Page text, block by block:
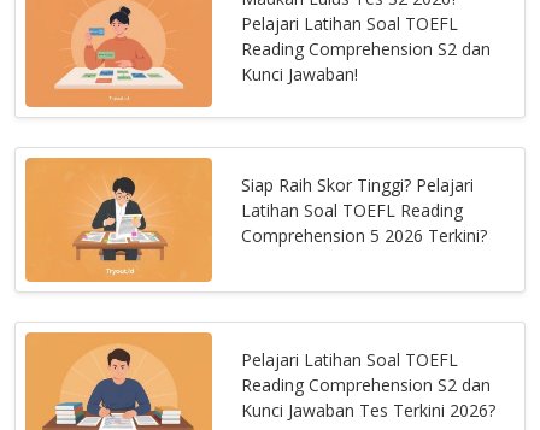
Pelajari Latihan Soal TOEFL
Reading Comprehension S2 dan
Kunci Jawaban!
Siap Raih Skor Tinggi? Pelajari
Latihan Soal TOEFL Reading
Comprehension 5 2026 Terkini?
Pelajari Latihan Soal TOEFL
Reading Comprehension S2 dan
Kunci Jawaban Tes Terkini 2026?